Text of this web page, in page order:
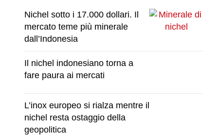
Nichel sotto i 17.000 dollari. Il
mercato teme più minerale
dall’Indonesia
Il nichel indonesiano torna a
fare paura ai mercati
L’inox europeo si rialza mentre il
nichel resta ostaggio della
geopolitica